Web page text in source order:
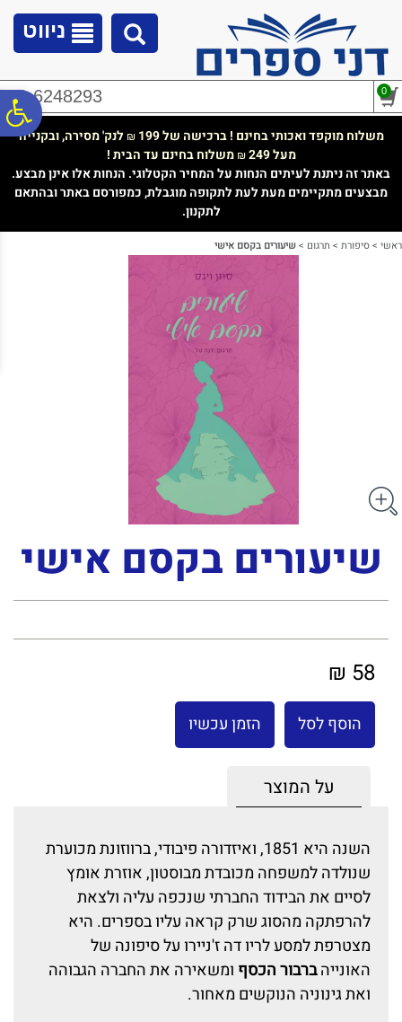
נגישות
ניווט
02-6248293 0
משלוח מוקפד ואכותי בחינם ! ברכישה של 199 ₪ לנק' מסירה, ובקנייה
מעל 249
₪משלוח בחינם עד הבית !
באתר זה ניתנת לעיתים הנחות על המחיר הקטלוגי. הנחות אלו אינן מבצע.
מבצעים מתקיימים מעת לעת לתקופה מוגבלת, כמפורסם באתר ובהתאם
לתקנון.
ראשי >סיפורת > תרגום >שיעורים בקסם אישי
שיעורים בקסם אישי
58 ₪
הוסף לסל הזמן עכשיו
על המוצר
השנה היא 1851, ואיזדורה פיבודי, ברווזונת מכוערת
שנולדה למשפחה מכובדת מבוסטון, אוזרת אומץ
לסיים את הבידוד החברתי שנכפה עליה ולצאת
להרפתקה מהסוג שרק קראה עליו בספרים. היא
מצטרפת למסע לריו דה ז'ניירו על סיפונה של
האונייהברבור הכסף ומשאירה את החברה הגבוהה
ואת גינוניה הנוקשים מאחור.